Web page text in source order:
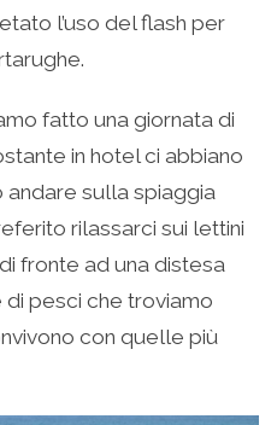
l’uso del flash per
fatto una giornata di
in hotel ci abbiano
sulla spiaggia
rilassarci sui lettini
fronte ad una distesa
pesci che troviamo
con quelle più